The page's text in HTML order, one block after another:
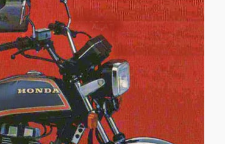
Carregando...
Carregando...